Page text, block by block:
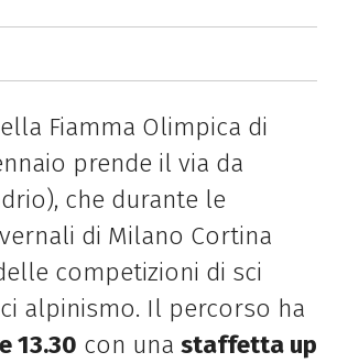
Fiamma Olimpica di
prende il via da
che durante le
di Milano Cortina
competizioni di sci
alpinismo. Il percorso ha
13.30 con una staffetta up